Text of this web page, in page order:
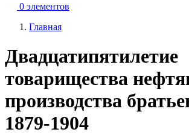
0 элементов
Главная
Двадцатипятилетие
товарищества
производства
1879-1904